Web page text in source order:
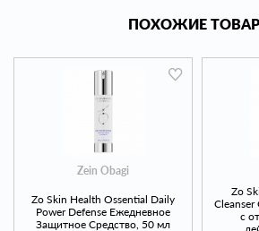
ПОХОЖИЕ
Zein Obagi
Zo Skin Health Ossential Daily
Power Defense Ежедневное
Защитное Средство, 50 мл
Zo
с